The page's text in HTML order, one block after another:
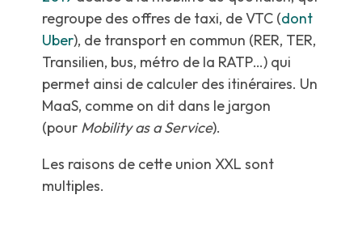
regroupe des offres de taxi, de VTC (dont
Uber), de transport en commun (RER, TER,
Transilien, bus, métro de la RATP…) qui
permet ainsi de calculer des itinéraires. Un
MaaS, comme on dit dans le jargon
(pour Mobility as a Service).
Les raisons de cette union XXL sont
multiples.